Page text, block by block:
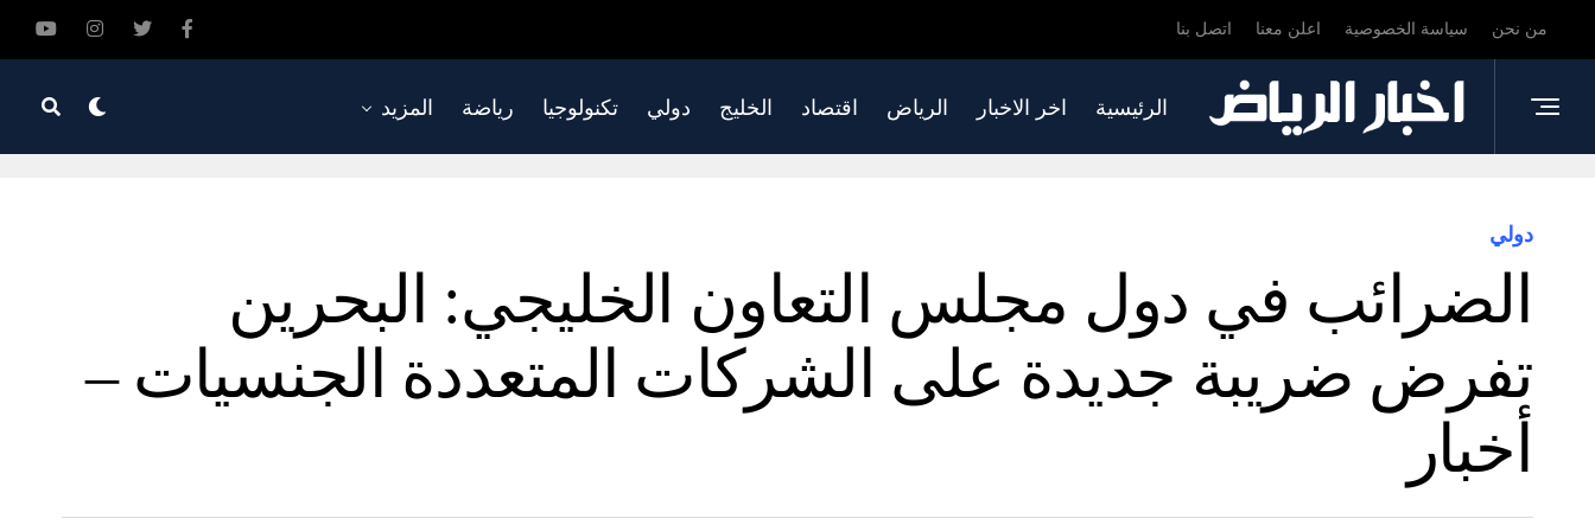
من نحن سياسة الخصوصية اعلن معنا اتصل بنا
الرئيسية اخر الاخبار الرياض اقتصاد الخليج دولي تكنولوجيا رياضة المزيد
دولي
الضرائب في دول مجلس التعاون الخليجي: البحرين
تفرض ضريبة جديدة على الشركات المتعددة الجنسيات –
أخبار